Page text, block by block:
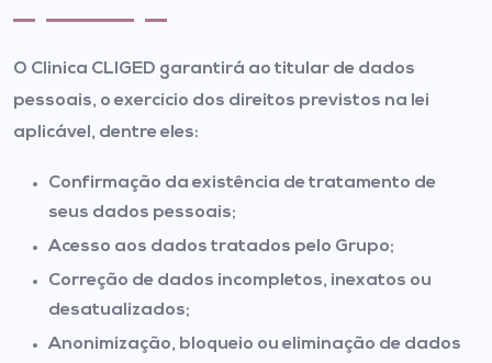
O Clinica CLIGED garantirá ao titular de dados
pessoais, o exercício dos direitos previstos na lei
aplicável, dentre eles:
Confirmação da existência de tratamento de
seus dados pessoais;
Acesso aos dados tratados pelo Grupo;
Correção de dados incompletos, inexatos ou
desatualizados;
Anonimização, bloqueio ou eliminação de dados